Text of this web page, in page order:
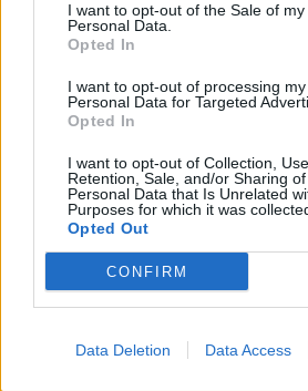
I want to opt-out of the Sale of my
Personal Data.
Opted In
I want to opt-out of processing my
Personal Data for Targeted
Opted In
I want to opt-out of Collection, Use,
Retention, Sale, and/or Sharing
Personal Data that Is Unrelated
Purposes for which it was
Opted Out
CONFIRM
Data Deletion Data Access